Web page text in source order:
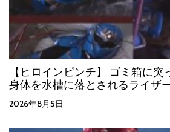
【ヒロインピンチ】 ゴミ箱に
身体を水槽に落とされるライザ
2026年8月5日